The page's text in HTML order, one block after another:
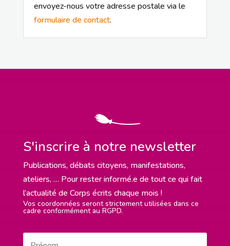
envoyez-nous votre adresse postale via le
formulaire de contact.
S'inscrire à notre newsletter
Publications, débats citoyens, manifestations,
ateliers, … Pour rester informé.e de tout ce qui fait
l’actualité de Corps écrits chaque mois !
Vos coordonnées seront strictement utilisées dans ce
cadre conformément au RGPD.